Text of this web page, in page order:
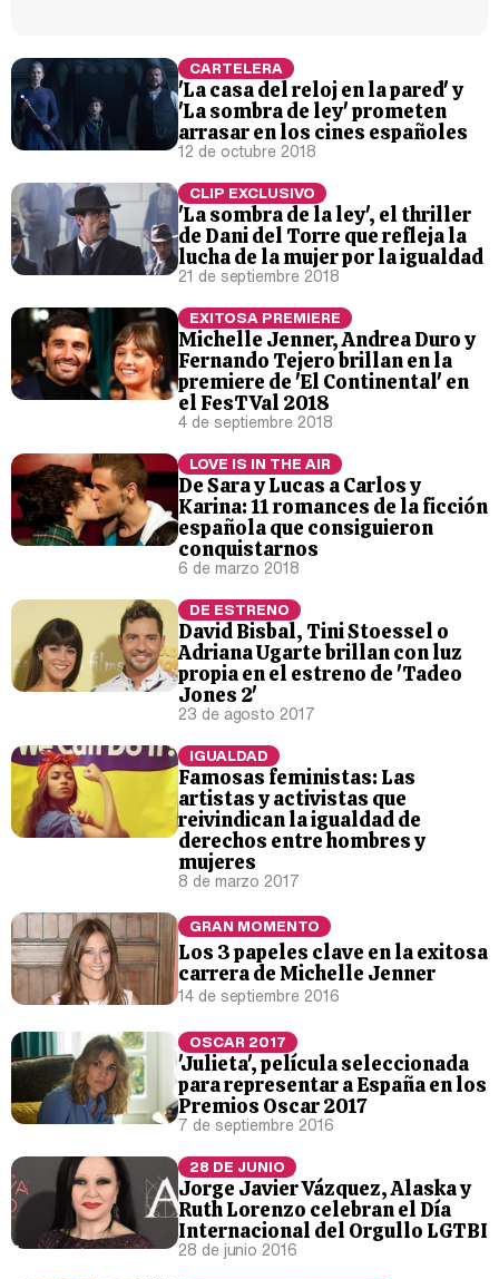
CARTELERA
'La casa del reloj en la pared' y
'La sombra de ley' prometen
arrasar en los cines españoles
12 de octubre 2018
CLIP EXCLUSIVO
'La sombra de la ley', el thriller
de Dani del Torre que refleja la
lucha de la mujer por la igualdad
21 de septiembre 2018
EXITOSA PREMIERE
Michelle Jenner, Andrea Duro y
Fernando Tejero brillan en la
premiere de 'El Continental' en
el FesTVal 2018
4 de septiembre 2018
LOVE IS IN THE AIR
De Sara y Lucas a Carlos y
Karina: 11 romances de la ficción
española que consiguieron
conquistarnos
6 de marzo 2018
DE ESTRENO
David Bisbal, Tini Stoessel o
Adriana Ugarte brillan con luz
propia en el estreno de 'Tadeo
Jones 2'
23 de agosto 2017
IGUALDAD
Famosas feministas: Las
artistas y activistas que
reivindican la igualdad de
derechos entre hombres y
mujeres
8 de marzo 2017
GRAN MOMENTO
Los 3 papeles clave en la exitosa
carrera de Michelle Jenner
14 de septiembre 2016
OSCAR 2017
'Julieta', película seleccionada
para representar a España en los
Premios Oscar 2017
7 de septiembre 2016
28 DE JUNIO
Jorge Javier Vázquez, Alaska y
Ruth Lorenzo celebran el Día
Internacional del Orgullo LGTBI
28 de junio 2016